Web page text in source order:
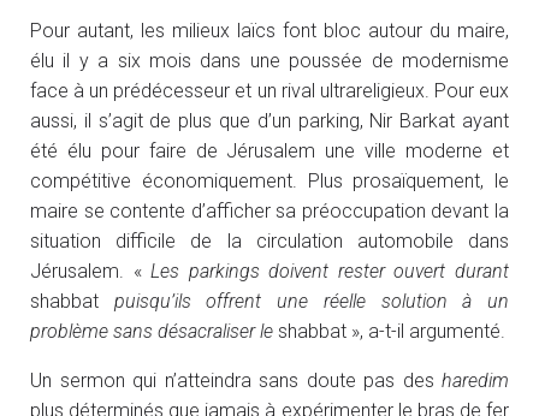
Pour autant, les milieux laïcs font bloc autour du maire,
élu il y a six mois dans une poussée de modernisme
face à un prédécesseur et un rival ultrareligieux. Pour eux
aussi, il s’agit de plus que d’un parking, Nir Barkat ayant
été élu pour faire de Jérusalem une ville moderne et
compétitive économiquement. Plus prosaïquement, le
maire se contente d’afficher sa préoccupation devant la
situation difficile de la circulation automobile dans
Jérusalem. « Les parkings doivent rester ouvert durant
shabbat puisqu’ils offrent une réelle solution à un
problème sans désacraliser le shabbat », a-t-il argumenté.
Un sermon qui n’atteindra sans doute pas des haredim
plus déterminés que jamais à expérimenter le bras de fer